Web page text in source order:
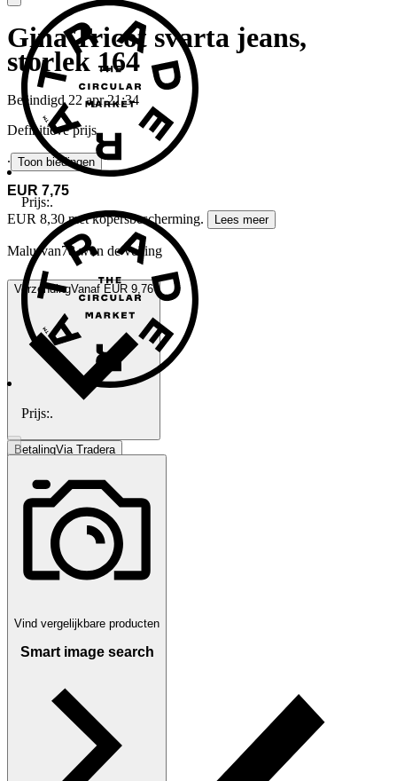
Gina Tricot svarta jeans,
storlek 164
Beëindigd 22 apr 21:34
Definitieve prijs
∙ Toon biedingen
EUR 7,75
EUR 8,30 met kopersbescherming.
Lees meer
Malurvan78 won de veiling
VerzendingVanaf EUR 9,76
BetalingVia Tradera
Tradera kopersbescherming
Prijs:.
Prijs:.
Vind vergelijkbare producten
Smart image search